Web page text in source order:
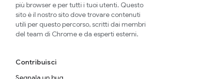
più browser e per tutti i tuoi utenti. Questo
sito è il nostro sito dove trovare contenuti
utili per questo percorso, scritti dai membri
del team di Chrome e da esperti esterni.
Contribuisci